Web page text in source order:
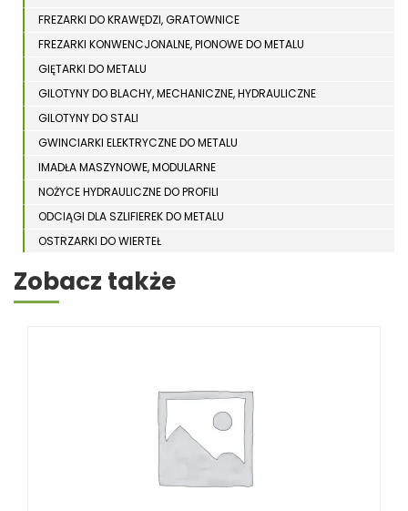
FREZARKI DO KRAWĘDZI, GRATOWNICE
FREZARKI KONWENCJONALNE, PIONOWE DO METALU
GIĘTARKI DO METALU
GILOTYNY DO BLACHY, MECHANICZNE, HYDRAULICZNE
GILOTYNY DO STALI
GWINCIARKI ELEKTRYCZNE DO METALU
IMADŁA MASZYNOWE, MODULARNE
NOŻYCE HYDRAULICZNE DO PROFILI
ODCIĄGI DLA SZLIFIEREK DO METALU
OSTRZARKI DO WIERTEŁ
PIŁY TAŚMOWE DO METALU
SZLIFIERKI DO METALU, PŁASZCZYZN
Zobacz także